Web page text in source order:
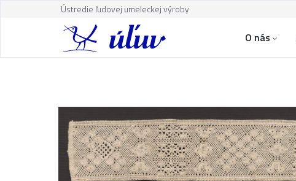
Ústredie ľudovej umeleckej výroby
O nás